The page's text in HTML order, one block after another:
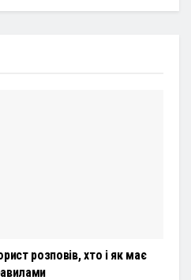
розповів, хто і як має